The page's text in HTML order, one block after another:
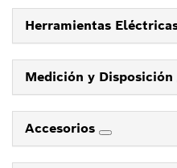
Herramientas
Medición y Disposición
Accesorios